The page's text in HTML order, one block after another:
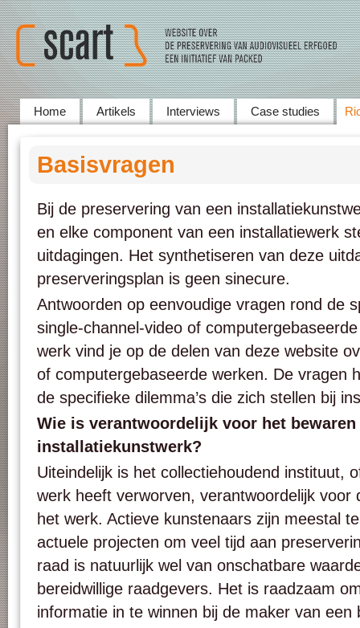
Home Artikels Interviews Case studies
Basisvragen
Bij de preservering van een
en elke component van een installatiewerk
uitdagingen. Het synthetiseren van deze
preserveringsplan is geen sinecure.
Antwoorden op eenvoudige vragen rond de
single-channel-video of
werk vind je op de delen van deze website
of computergebaseerde werken. De vragen
de specifieke dilemma’s die zich stellen bij
Wie is verantwoordelijk voor het bewaren
installatiekunstwerk?
Uiteindelijk is het collectiehoudend instituut,
werk heeft verworven, verantwoordelijk voor
het werk. Actieve kunstenaars zijn meestal
actuele projecten om veel tijd aan
raad is natuurlijk wel van onschatbare
bereidwillige raadgevers. Het is raadzaam
informatie in te winnen bij de maker van een